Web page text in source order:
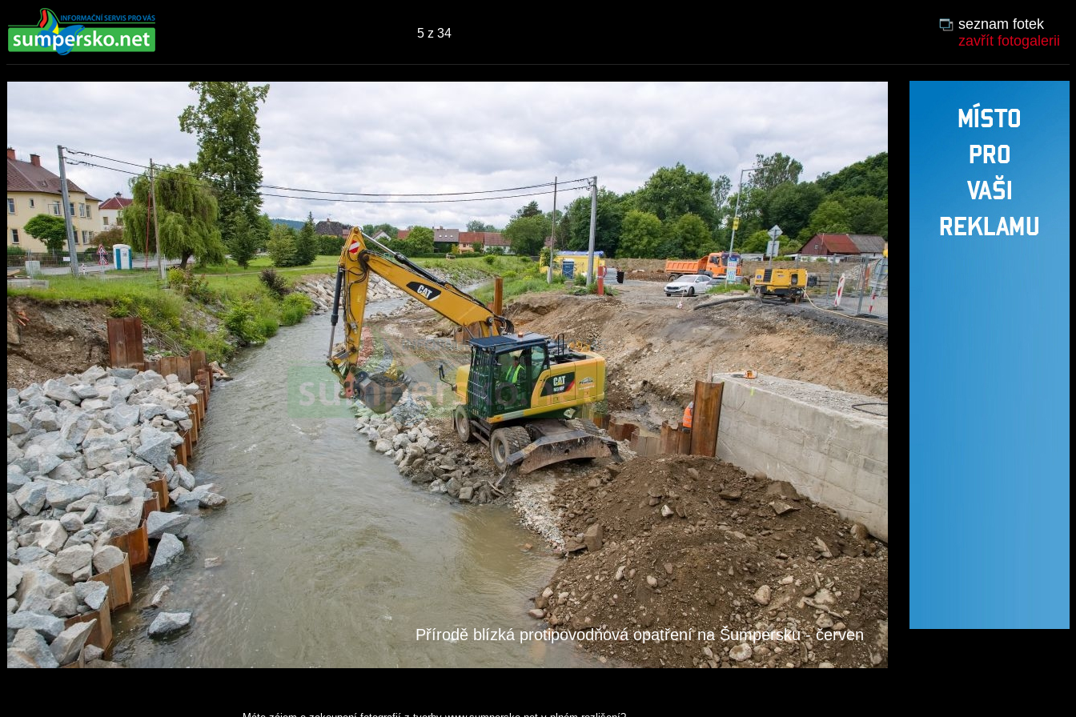
seznam fotek
zavřít fotogalerii
5z 34
Přírodě blízká protipovodňová opatření na Šumpersku - červen